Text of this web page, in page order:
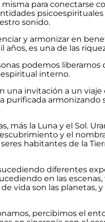
para conectarse
sonido.
y armonizar en
es una de las
podemos
interno.
invitación a un
purificada
más la Luna y el Sol.
y el
habitantes de la
diferentes
en las
vida son las planetas,
percibimos el